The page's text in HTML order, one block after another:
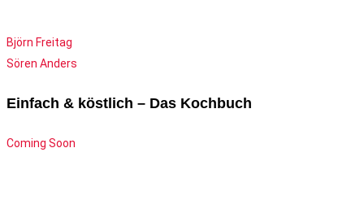
Björn Freitag
Sören Anders
Einfach & köstlich – Das Kochbuch
Coming Soon